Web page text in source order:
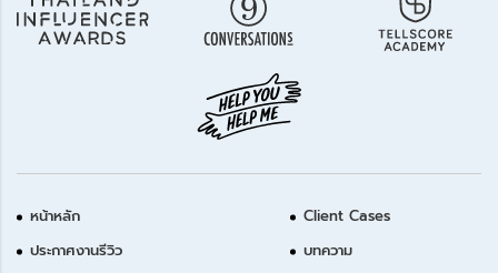
หน้าหลัก
ประกาศงานรีวิว
Client Cases
บทความ